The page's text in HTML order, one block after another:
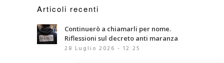
Articoli recenti
Continuerò a chiamarli per nome.
Riflessioni sul decreto anti maranza
28 Luglio 2026 - 12:25